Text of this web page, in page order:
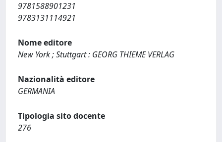
9781588901231
9783131114921
Nome editore
New York ; Stuttgart : GEORG THIEME VERLAG
Nazionalità editore
GERMANIA
Tipologia sito docente
276